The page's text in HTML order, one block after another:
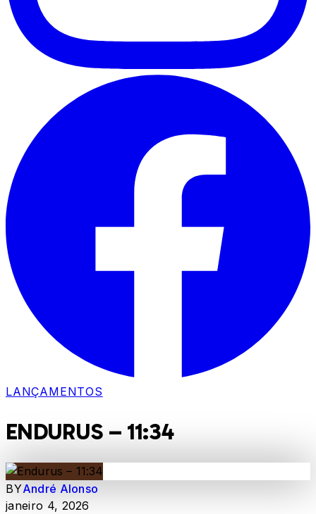
LANÇAMENTOS
ENDURUS – 11:34
BYAndré Alonso
janeiro 4, 2026